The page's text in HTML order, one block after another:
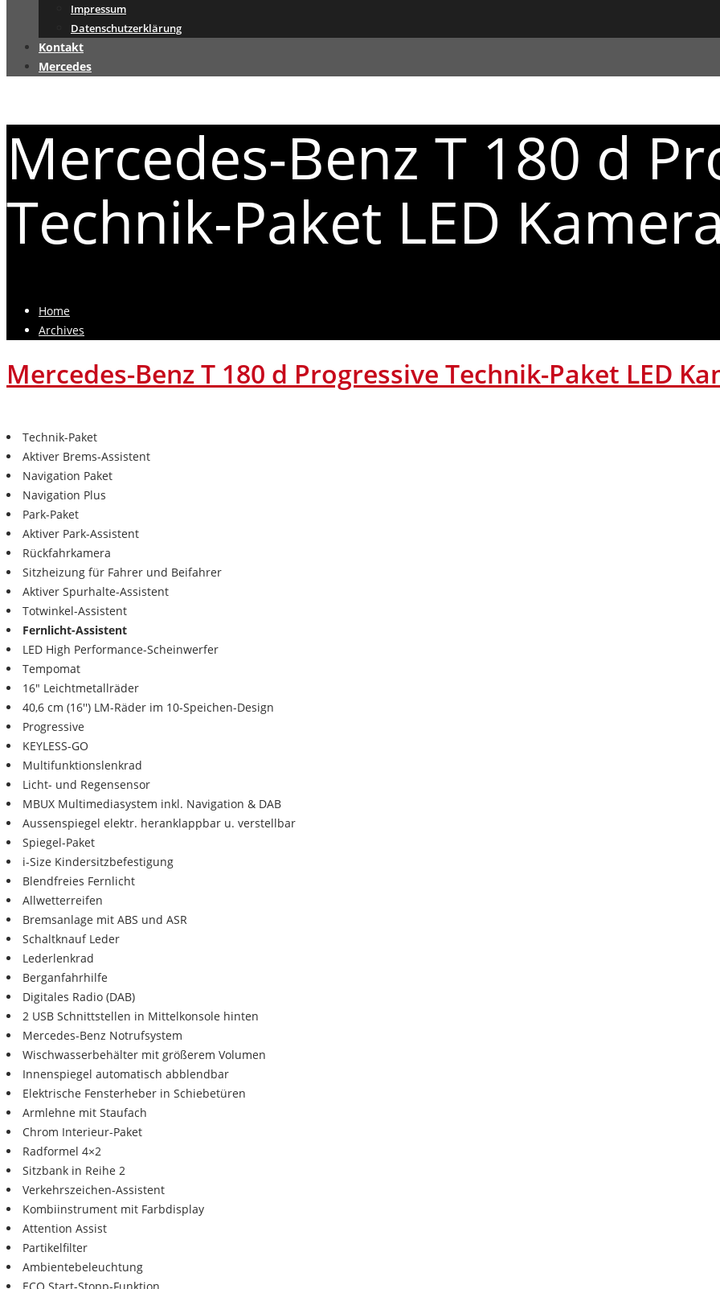
Impressum
Datenschutzerklärung
Kontakt
Mercedes
Mercedes-Benz T 180 d
Technik-Paket LED Kamera
Home
Archives
Mercedes-Benz T 180 d Progressive Technik-Paket LED
Technik-Paket
Aktiver Brems-Assistent
Navigation Paket
Navigation Plus
Park-Paket
Aktiver Park-Assistent
Rückfahrkamera
Sitzheizung für Fahrer und Beifahrer
Aktiver Spurhalte-Assistent
Totwinkel-Assistent
Fernlicht-Assistent
LED High Performance-Scheinwerfer
Tempomat
16" Leichtmetallräder
40,6 cm (16'') LM-Räder im 10-Speichen-Design
Progressive
KEYLESS-GO
Multifunktionslenkrad
Licht- und Regensensor
MBUX Multimediasystem inkl. Navigation & DAB
Aussenspiegel elektr. heranklappbar u. verstellbar
Spiegel-Paket
i-Size Kindersitzbefestigung
Blendfreies Fernlicht
Allwetterreifen
Bremsanlage mit ABS und ASR
Schaltknauf Leder
Lederlenkrad
Berganfahrhilfe
Digitales Radio (DAB)
2 USB Schnittstellen in Mittelkonsole hinten
Mercedes-Benz Notrufsystem
Wischwasserbehälter mit größerem Volumen
Innenspiegel automatisch abblendbar
Elektrische Fensterheber in Schiebetüren
Armlehne mit Staufach
Chrom Interieur-Paket
Radformel 4×2
Sitzbank in Reihe 2
Verkehrszeichen-Assistent
Kombiinstrument mit Farbdisplay
Attention Assist
Partikelfilter
Ambientebeleuchtung
ECO Start-Stopp-Funktion